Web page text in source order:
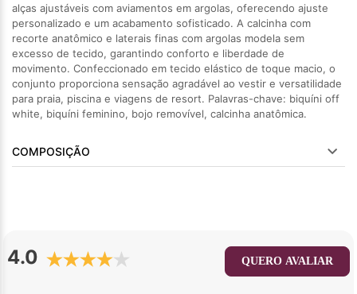
alças ajustáveis com aviamentos em argolas, oferecendo ajuste
personalizado e um acabamento sofisticado. A calcinha com
recorte anatômico e laterais finas com argolas modela sem
excesso de tecido, garantindo conforto e liberdade de
movimento. Confeccionado em tecido elástico de toque macio, o
conjunto proporciona sensação agradável ao vestir e versatilidade
para praia, piscina e viagens de resort. Palavras-chave: biquíni off
white, biquíni feminino, bojo removível, calcinha anatômica.
COMPOSIÇÃO
4.0 QUERO AVALIAR